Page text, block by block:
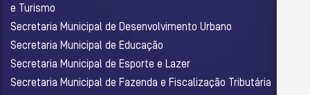
e Turismo
Secretaria Municipal de Desenvolvimento Urbano
Secretaria Municipal de Educação
Secretaria Municipal de Esporte e Lazer
Secretaria Municipal de Fazenda e Fiscalização Tributária